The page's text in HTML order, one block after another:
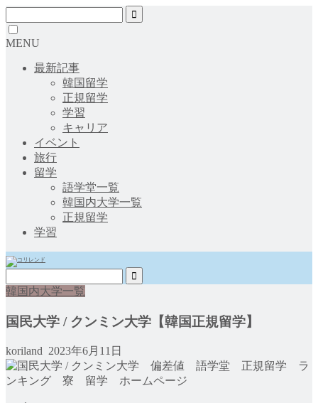
MENU
最新記事
韓国留学
正規留学
学習
キャリア
イベント
旅行
留学
語学堂一覧
韓国内大学一覧
正規留学
学習
韓国内大学一覧
国民大学 / クンミン大学【韓国正規留学】
koriland 2023年6月11日